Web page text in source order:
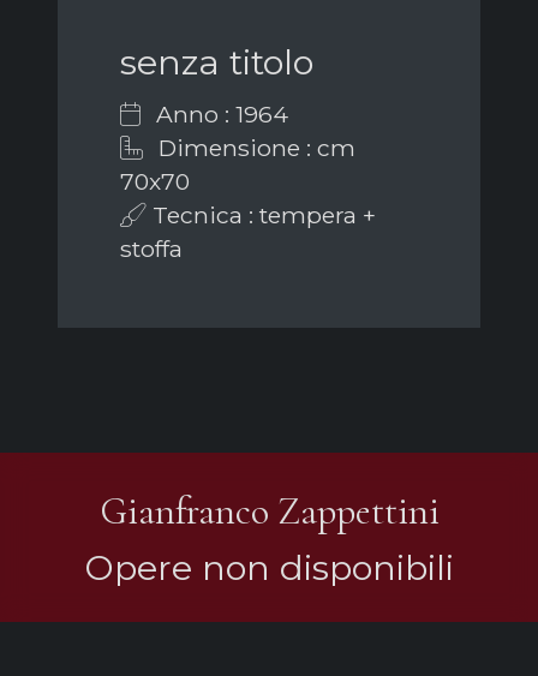
senza titolo
Anno : 1964
Dimensione : cm
70x70
Tecnica : tempera +
stoffa
Gianfranco Zappettini
Opere non disponibili